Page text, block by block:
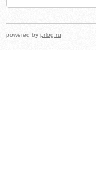
powered by prlog.ru